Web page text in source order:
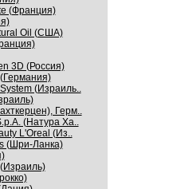
(Франция)
Oil (США)
3D (Россия)
(Израиль..
Герм..
(Натура Ха..
L'Oreal (Из..
(Шри-Ланка)